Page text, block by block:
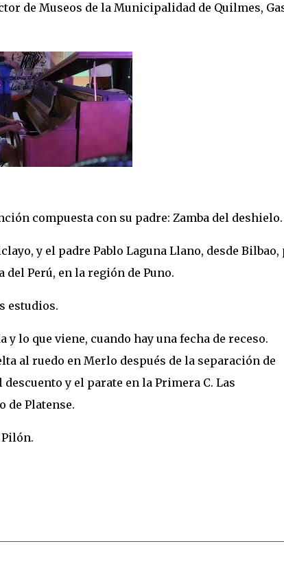
de Museos de la Municipalidad de Quilmes,
compuesta con su padre: Zamba del deshielo.
y el padre Pablo Laguna Llano, desde Bilbao,
Perú, en la región de Puno.
estudios.
lo que viene, cuando hay una fecha de receso.
al ruedo en Merlo después de la separación de
y el parate en la Primera C. Las
Platense.